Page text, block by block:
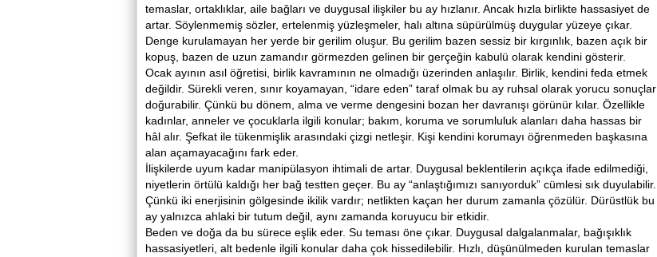
temaslar, ortaklıklar, aile bağları ve duygusal ilişkiler bu ay hızlanır. Ancak hızla birlikte hassasiyet de
artar. Söylenmemiş sözler, ertelenmiş yüzleşmeler, halı altına süpürülmüş duygular yüzeye çıkar.
Denge kurulamayan her yerde bir gerilim oluşur. Bu gerilim bazen sessiz bir kırgınlık, bazen açık bir
kopuş, bazen de uzun zamandır görmezden gelinen bir gerçeğin kabulü olarak kendini gösterir.
Ocak ayının asıl öğretisi, birlik kavramının ne olmadığı üzerinden anlaşılır. Birlik, kendini feda etmek
değildir. Sürekli veren, sınır koyamayan, “idare eden” taraf olmak bu ay ruhsal olarak yorucu sonuçlar
doğurabilir. Çünkü bu dönem, alma ve verme dengesini bozan her davranışı görünür kılar. Özellikle
kadınlar, anneler ve çocuklarla ilgili konular; bakım, koruma ve sorumluluk alanları daha hassas bir
hâl alır. Şefkat ile tükenmişlik arasındaki çizgi netleşir. Kişi kendini korumayı öğrenmeden başkasına
alan açamayacağını fark eder.
İlişkilerde uyum kadar manipülasyon ihtimali de artar. Duygusal beklentilerin açıkça ifade edilmediği,
niyetlerin örtülü kaldığı her bağ testten geçer. Bu ay “anlaştığımızı sanıyorduk” cümlesi sık duyulabilir.
Çünkü iki enerjisinin gölgesinde ikilik vardır; netlikten kaçan her durum zamanla çözülür. Dürüstlük bu
ay yalnızca ahlaki bir tutum değil, aynı zamanda koruyucu bir etkidir.
Beden ve doğa da bu sürece eşlik eder. Su teması öne çıkar. Duygusal dalgalanmalar, bağışıklık
hassasiyetleri, alt bedenle ilgili konular daha çok hissedilebilir. Hızlı, düşünülmeden kurulan temaslar